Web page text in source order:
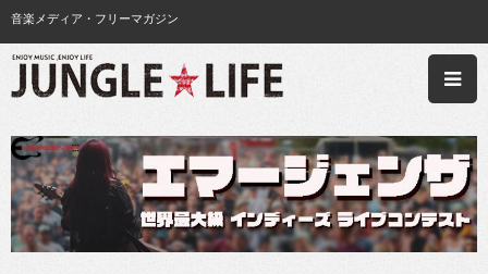
音楽メディア・フリーマガジン